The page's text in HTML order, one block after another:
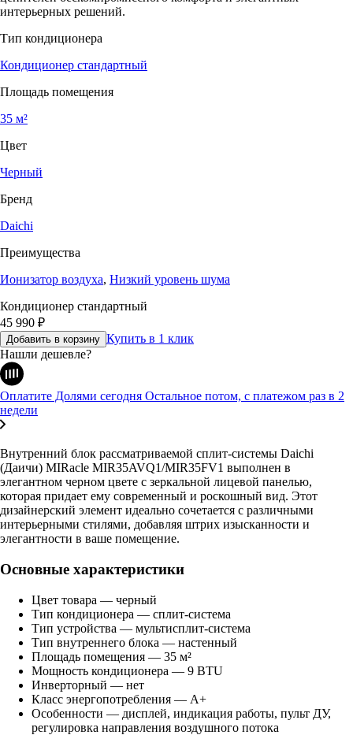
интерьерных решений.
Тип кондиционера
Кондиционер стандартный
Площадь помещения
35 м²
Цвет
Черный
Бренд
Daichi
Преимущества
Ионизатор воздуха, Низкий уровень шума
Кондиционер стандартный
45 990 ₽
Добавить в корзину Купить в 1 клик
Нашли дешевле?
Оплатите Долями сегодня Остальное потом, с платежом раз в 2
недели
Внутренний блок рассматриваемой сплит-системы Daichi
(Даичи) MIRacle MIR35AVQ1/MIR35FV1 выполнен в
элегантном черном цвете с зеркальной лицевой панелью,
которая придает ему современный и роскошный вид. Этот
дизайнерский элемент идеально сочетается с различными
интерьерными стилями, добавляя штрих изысканности и
элегантности в ваше помещение.
Основные характеристики
Цвет товара — черный
Тип кондиционера — сплит-система
Тип устройства — мультисплит-система
Тип внутреннего блока — настенный
Площадь помещения — 35 м²
Мощность кондиционера — 9 BTU
Инверторный — нет
Класс энергопотребления — A+
Особенности — дисплей, индикация работы, пульт ДУ,
регулировка направления воздушного потока